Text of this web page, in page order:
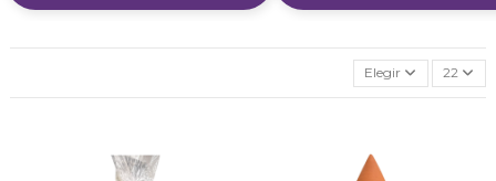
Elegir 22